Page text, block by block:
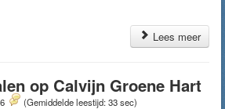
Lees meer
op Calvijn Groene Hart
(Gemiddelde leestijd: 33 sec)